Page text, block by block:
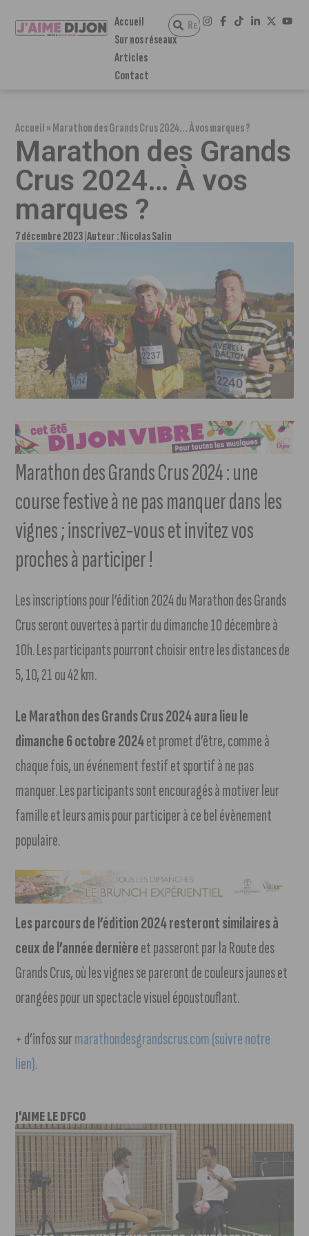
Accueil
Sur nos réseaux
Articles
Contact
Accueil»Marathon des Grands Crus 2024… À vos marques ?
Marathon des Grands
Crus 2024… À vos
marques ?
7 décembre 2023 Auteur :Nicolas Salin
Marathon des Grands Crus 2024 : une
course festive à ne pas manquer dans les
vignes ; inscrivez-vous et invitez vos
proches à participer !
Les inscriptions pour l’édition 2024 du Marathon des Grands
Crus seront ouvertes à partir du dimanche 10 décembre à
10h. Les participants pourront choisir entre les distances de
5, 10, 21 ou 42 km.
Le Marathon des Grands Crus 2024 aura lieu le
dimanche 6 octobre 2024et promet d’être, comme à
chaque fois, un événement festif et sportif à ne pas
manquer. Les participants sont encouragés à motiver leur
famille et leurs amis pour participer à ce bel évènement
populaire.
Les parcours de l’édition 2024 resteront similaires à
ceux de l’année dernièreet passeront par la Route des
Grands Crus, où les vignes se pareront de couleurs jaunes et
orangées pour un spectacle visuel époustouflant.
+ d’infos surmarathondesgrandscrus.com (suivre notre
lien).
J'AIME LE DFCO